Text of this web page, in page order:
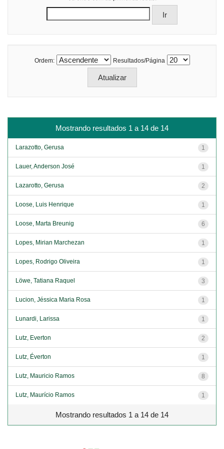
Ordem: Resultados/Página
Mostrando resultados 1 a 14 de 14
Larazotto, Gerusa 1
Lauer, Anderson José 1
Lazarotto, Gerusa 2
Loose, Luis Henrique 1
Loose, Marta Breunig 6
Lopes, Mirian Marchezan 1
Lopes, Rodrigo Oliveira 1
Löwe, Tatiana Raquel 3
Lucion, Jéssica Maria Rosa 1
Lunardi, Larissa 1
Lutz, Everton 2
Lutz, Éverton 1
Lutz, Mauricio Ramos 8
Lutz, Maurício Ramos 1
Mostrando resultados 1 a 14 de 14